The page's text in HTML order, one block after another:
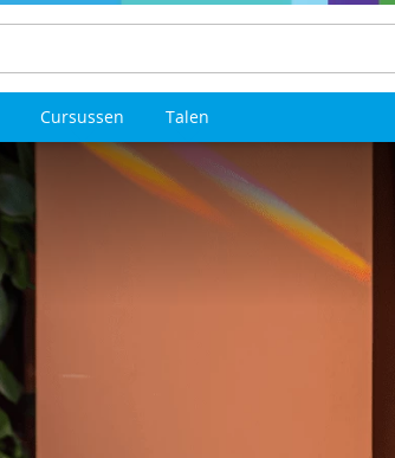
Cursussen Talen